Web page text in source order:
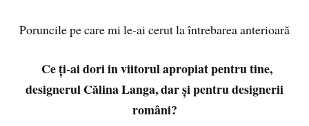
Poruncile pe care mi le-ai cerut la întrebarea anterioară
Ce ți-ai dori in viitorul apropiat pentru tine,
designerul Călina Langa, dar și pentru designerii
români?